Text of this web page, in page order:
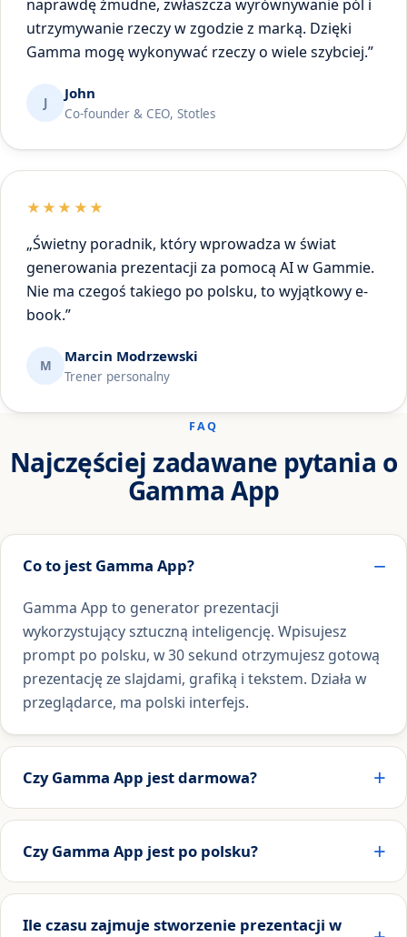
naprawdę żmudne, zwłaszcza wyrównywanie pól i
utrzymywanie rzeczy w zgodzie z marką. Dzięki
Gamma mogę wykonywać rzeczy o wiele szybciej.”
J
John
Co-founder & CEO, Stotles
★★★★★
„Świetny poradnik, który wprowadza w świat
generowania prezentacji za pomocą AI w Gammie.
Nie ma czegoś takiego po polsku, to wyjątkowy e-
book.”
M
Marcin Modrzewski
Trener personalny
FAQ
Najczęściej zadawane pytania o
Gamma App
Co to jest Gamma App?
Gamma App to generator prezentacji
wykorzystujący sztuczną inteligencję. Wpisujesz
prompt po polsku, w 30 sekund otrzymujesz gotową
prezentację ze slajdami, grafiką i tekstem. Działa w
przeglądarce, ma polski interfejs.
Czy Gamma App jest darmowa?
Czy Gamma App jest po polsku?
Ile czasu zajmuje stworzenie prezentacji w